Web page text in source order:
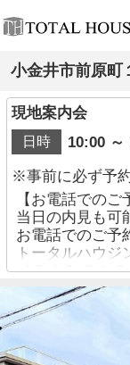
小金井市前原
現地案内会
日時
10:00 ～
※事前に必ず予
【お電話でのご
当日の内見も可
お電話でのご予
トータルハウジ
［０４２-３１
その際には
１：弊社ホーム
２：物件の住所
３：物件の価格
４：ご希望の日時